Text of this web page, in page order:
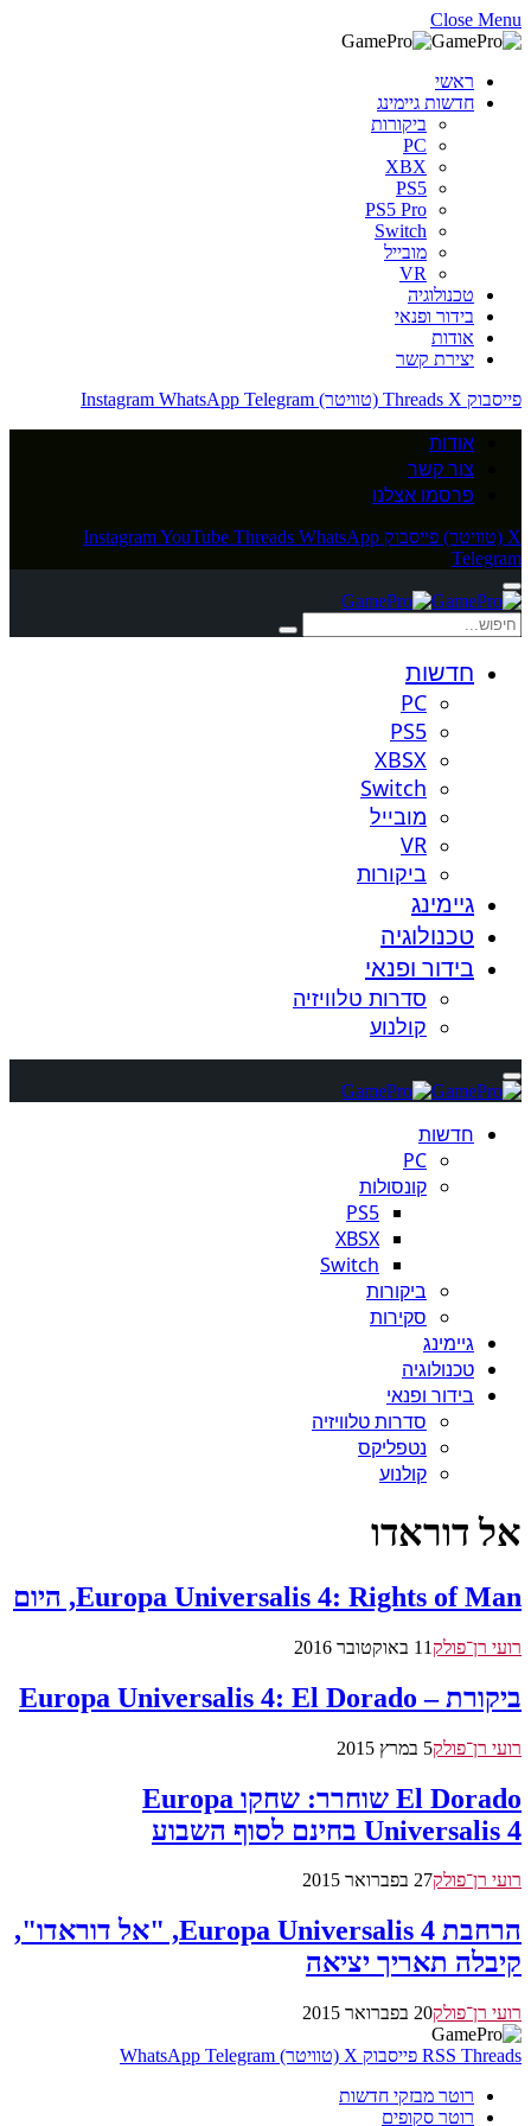
Close Menu
ראשי
חדשות גיימינג
ביקורות
PC
XBX
PS5
PS5 Pro
Switch
מובייל
VR
טכנולוגיה
בידור ופנאי
אודות
יצירת קשר
פייסבוק
Threads X (טוויטר) Instagram WhatsApp Telegram
אודות
צור קשר
פרסמו אצלנו
X (טוויטר) פייסבוק InstagramYouTube Threads WhatsApp
Telegram
חדשות
PC
PS5
XBSX
Switch
מובייל
VR
ביקורות
גיימינג
טכנולוגיה
בידור ופנאי
סדרות טלוויזיה
קולנוע
חדשות
PC
קונסולות
PS5
XBSX
Switch
ביקורות
סקירות
גיימינג
טכנולוגיה
בידור ופנאי
סדרות טלוויזיה
נטפליקס
קולנוע
אל דוראדו
Europa Universalis 4: Rights of Man, היום
רועי רן־פולק 11 באוקטובר 2016
ביקורת – Europa Universalis 4: El Dorado
רועי רן־פולק5 במרץ 2015
El Dorado שוחרר: שחקו Europa
Universalis 4 בחינם לסוף השבוע
רועי רן־פולק27 בפברואר 2015
הרחבת Europa Universalis 4, "אל דוראדו",
קיבלה תאריך יציאה
רועי רן־פולק20 בפברואר 2015
RSS Threads פייסבוק X (טוויטר) WhatsApp Telegram
רוטר מבזקי חדשות
רוטר סקופים